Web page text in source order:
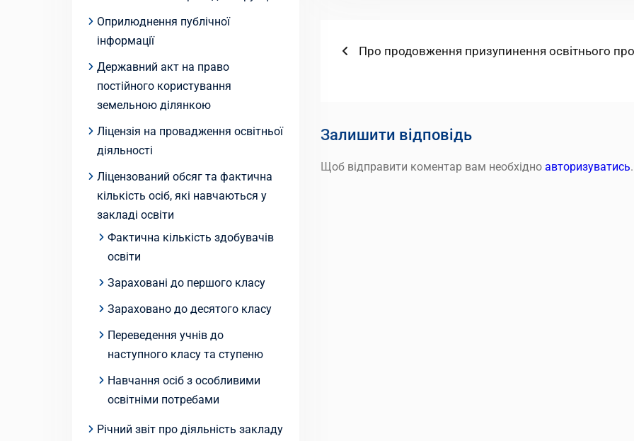
Навігація
Попередній
Про продовження призупинення освітнього
Залишити відповідь
Щоб відправити коментар вам необхідно авторизуватись.
Оприлюднення публічної
інформації
Державний акт на право
постійного користування
земельною ділянкою
Ліцензія на провадження освітньої
діяльності
Ліцензований обсяг та фактична
кількість осіб, які навчаються у
закладі освіти
Фактична кількість здобувачів
освіти
Зараховані до першого класу
Зараховано до десятого класу
Переведення учнів до
наступного класу та ступеню
Навчання осіб з особливими
освітніми потребами
Річний звіт про діяльність закладу